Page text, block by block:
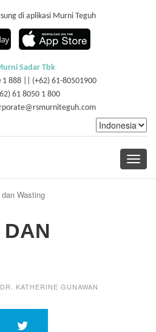
di aplikasi Murni Teguh
Sadar Tbk
1 888 || (+62) 61-80501900
61 8050 1 800
Toggle
Wasting
DAN
KATHERINE GUNAWAN